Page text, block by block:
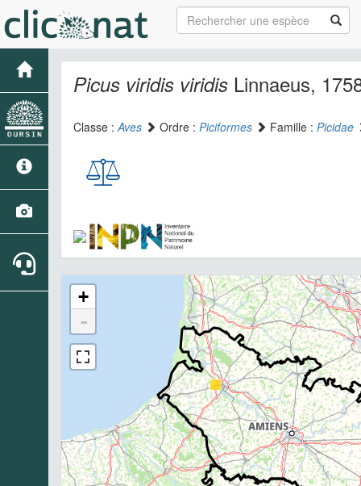
Picus viridis viridis Linnaeus,
Classe :Aves Ordre : Piciformes Famille : Picidae
+
-